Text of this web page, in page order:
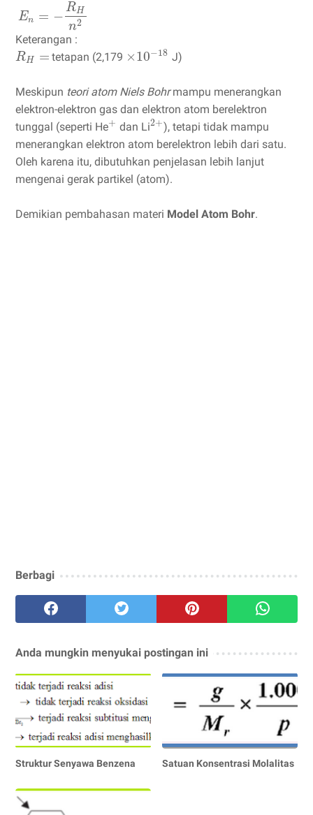
En = −
RH
n2
Keterangan :
RH = tetapan (2,179 ×10−18 J)
Meskipun teori atom Niels Bohrmampu menerangkan
elektron-elektron gas dan elektron atom berelektron
tunggal (seperti He+ dan Li2+), tetapi tidak mampu
menerangkan elektron atom berelektron lebih dari satu.
Oleh karena itu, dibutuhkan penjelasan lebih lanjut
mengenai gerak partikel (atom).
Demikian pembahasan materi Model Atom Bohr.
Berbagi
Anda mungkin menyukai postingan ini
Struktur Senyawa Benzena Satuan Konsentrasi Molalitas